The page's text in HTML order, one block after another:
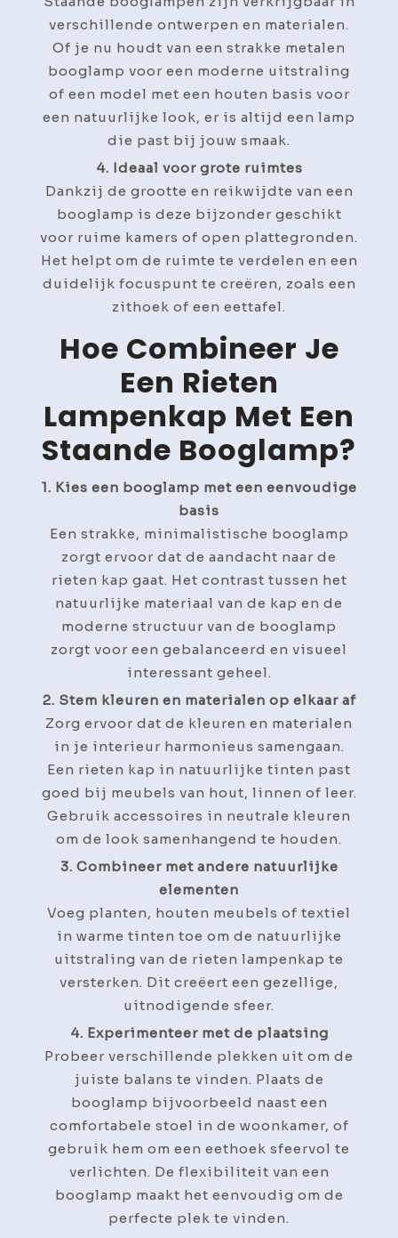
verschillende ontwerpen en materialen.
Of je nu houdt van een strakke metalen
booglamp voor een moderne uitstraling
of een model met een houten basis voor
een natuurlijke look, er is altijd een lamp
die past bij jouw smaak.
4. Ideaal voor grote ruimtes
Dankzij de grootte en reikwijdte van een
booglamp is deze bijzonder geschikt
voor ruime kamers of open plattegronden.
Het helpt om de ruimte te verdelen en een
duidelijk focuspunt te creëren, zoals een
zithoek of een eettafel.
Hoe Combineer Je
Een Rieten
Lampenkap Met Een
Staande Booglamp?
1. Kies een booglamp met een eenvoudige
basis
Een strakke, minimalistische booglamp
zorgt ervoor dat de aandacht naar de
rieten kap gaat. Het contrast tussen het
natuurlijke materiaal van de kap en de
moderne structuur van de booglamp
zorgt voor een gebalanceerd en visueel
interessant geheel.
2. Stem kleuren en materialen op elkaar af
Zorg ervoor dat de kleuren en materialen
in je interieur harmonieus samengaan.
Een rieten kap in natuurlijke tinten past
goed bij meubels van hout, linnen of leer.
Gebruik accessoires in neutrale kleuren
om de look samenhangend te houden.
3. Combineer met andere natuurlijke
elementen
Voeg planten, houten meubels of textiel
in warme tinten toe om de natuurlijke
uitstraling van de rieten lampenkap te
versterken. Dit creëert een gezellige,
uitnodigende sfeer.
4. Experimenteer met de plaatsing
Probeer verschillende plekken uit om de
juiste balans te vinden. Plaats de
booglamp bijvoorbeeld naast een
comfortabele stoel in de woonkamer, of
gebruik hem om een eethoek sfeervol te
verlichten. De flexibiliteit van een
booglamp maakt het eenvoudig om de
perfecte plek te vinden.